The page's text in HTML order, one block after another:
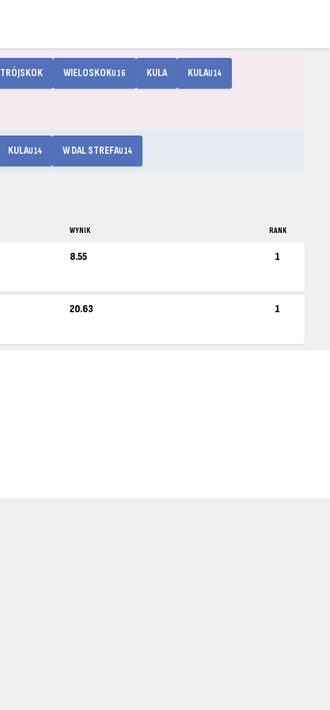
TRÓJSKOK WIELOSKOKU16 KULA KULAU14
KULAU14 W DAL STREFAU14
WYNIK RANK
8.55 1
20.63 1